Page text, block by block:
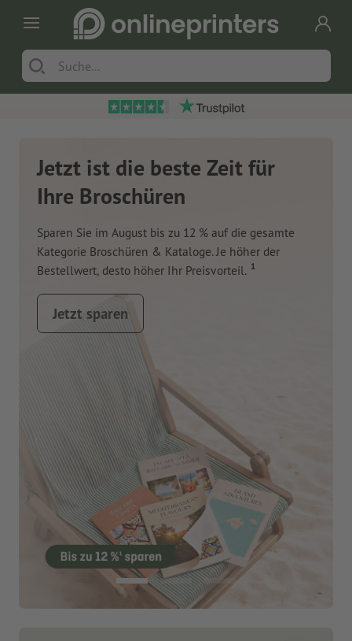
Jetzt ist die beste Zeit für
Ihre Broschüren
Sparen Sie im August bis zu 12 % auf die gesamte
Kategorie Broschüren & Kataloge. Je höher der
Bestellwert, desto höher Ihr Preisvorteil. 1
Jetzt sparen